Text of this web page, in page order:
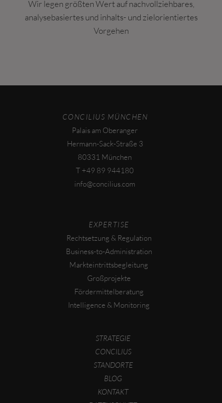
Wir legen größten Wert auf nachvollziehbares,
analysebasiertes und inhalts- und zielorientiertes
Vorgehen
CONCILIUS MÜNCHEN
Palais am Oberanger
Hermann-Sack-Straße 3
80331 München
T +49 89 944180
info
concilius.com
EXPERTISE
Rechtsetzung & Regulation
Business-to-Administration
Markteintrittsbegleitung
Großprojekte
Fördermittelberatung
Intelligence & Monitoring
STRATEGIE
CONCILIUS
STANDORTE
BLOG
KONTAKT